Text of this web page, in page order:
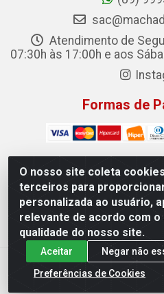
O nosso site coleta
terceiros para
personalizada ao usuário,
relevante de acordo com
qualidade do nosso site.
Aceitar
Negar não
Preferências de Cookies
Atendimento de
07:30h às 17:00h e aos
Formas de
Machado Carnes
Logradouro: Avenida Candido
- CEP 64.500-000 -